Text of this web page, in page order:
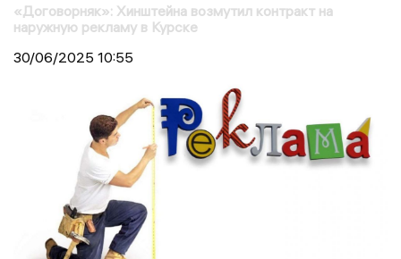
«Договорняк»: Хинштейна возмутил контракт на
наружную рекламу в Курске
30/06/2025 10:55